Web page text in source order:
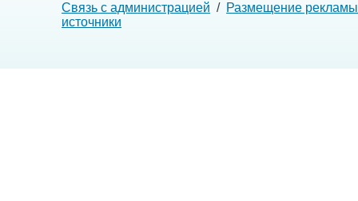
Связь с администрацией / Размещение рекламы
источники